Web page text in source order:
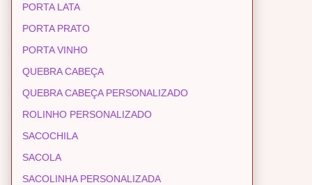
PORTA LATA
PORTA PRATO
PORTA VINHO
QUEBRA CABEÇA
QUEBRA CABEÇA PERSONALIZADO
ROLINHO PERSONALIZADO
SACOCHILA
SACOLA
SACOLINHA PERSONALIZADA